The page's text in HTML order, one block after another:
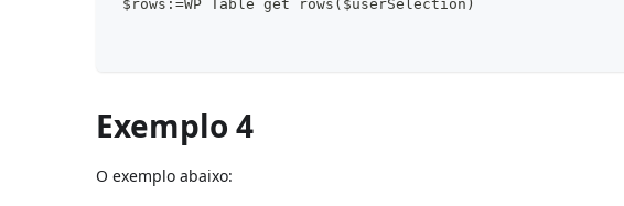
$rows:=WP Table get rows($userSelection)
Exemplo 4
O exemplo abaixo: